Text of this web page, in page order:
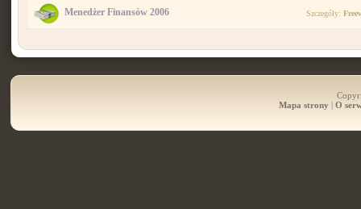
Menedżer Finansów 2006 Szczegóły:
Mapa strony | O